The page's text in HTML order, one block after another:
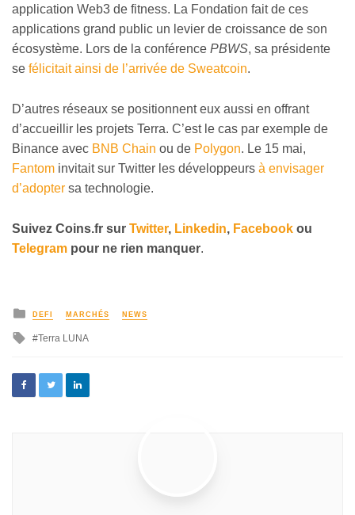
application Web3 de fitness. La Fondation fait de ces
applications grand public un levier de croissance de son
écosystème. Lors de la conférence PBWS, sa présidente
se félicitait ainsi de l’arrivée de Sweatcoin.
D’autres réseaux se positionnent eux aussi en offrant
d’accueillir les projets Terra. C’est le cas par exemple de
Binance avec BNB Chain ou de Polygon. Le 15 mai,
Fantom invitait sur Twitter les développeurs à envisager
d’adopter sa technologie.
Suivez Coins.fr sur Twitter, Linkedin, Facebook ou
Telegram pour ne rien manquer.
DEFI MARCHÉS NEWS
Terra LUNA